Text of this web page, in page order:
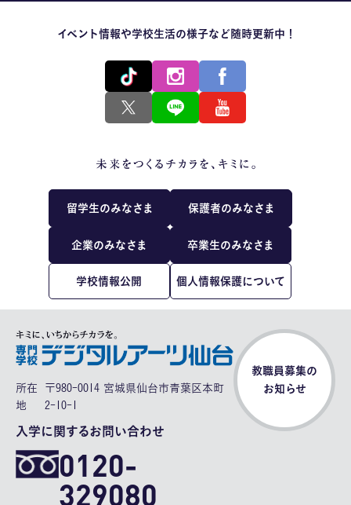
イベント情報や学校生活の様子など随時更新中！
留学生のみなさま 保護者のみなさま
企業のみなさま 卒業生のみなさま
学校情報公開 個人情報保護について
所在
地
〒980-0014 宮城県仙台市青葉区本町
2-10-1
入学に関するお問い合わせ
0120-
329080
教職員募集の
お知らせ